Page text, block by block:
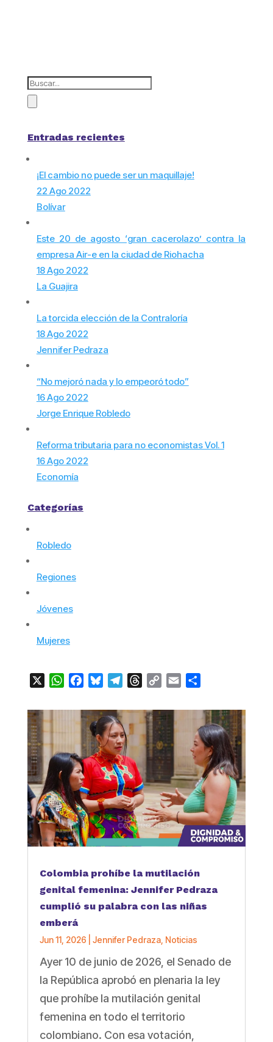
Entradas recientes
¡El cambio no puede ser un maquillaje!
22 Ago 2022
Bolívar
Este 20 de agosto ‘gran cacerolazo’ contra la
empresa Air-e en la ciudad de Riohacha
18 Ago 2022
La Guajira
La torcida elección de la Contraloría
18 Ago 2022
Jennifer Pedraza
“No mejoró nada y lo empeoró todo”
16 Ago 2022
Jorge Enrique Robledo
Reforma tributaria para no economistas Vol. 1
16 Ago 2022
Economía
Categorías
Robledo
Regiones
Jóvenes
Mujeres
WhatsApp
FacebookBlueskyTelegramThreads
Copy Email
Colombia prohíbe la mutilación
genital femenina: Jennifer Pedraza
cumplió su palabra con las niñas
emberá
Jun 11, 2026 Jennifer Pedraza, Noticias
Ayer 10 de junio de 2026, el Senado de
la República aprobó en plenaria la ley
que prohíbe la mutilación genital
femenina en todo el territorio
colombiano. Con esa votación,